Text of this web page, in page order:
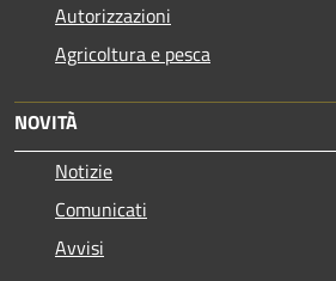
Autorizzazioni
Agricoltura e pesca
NOVITÀ
Notizie
Comunicati
Avvisi